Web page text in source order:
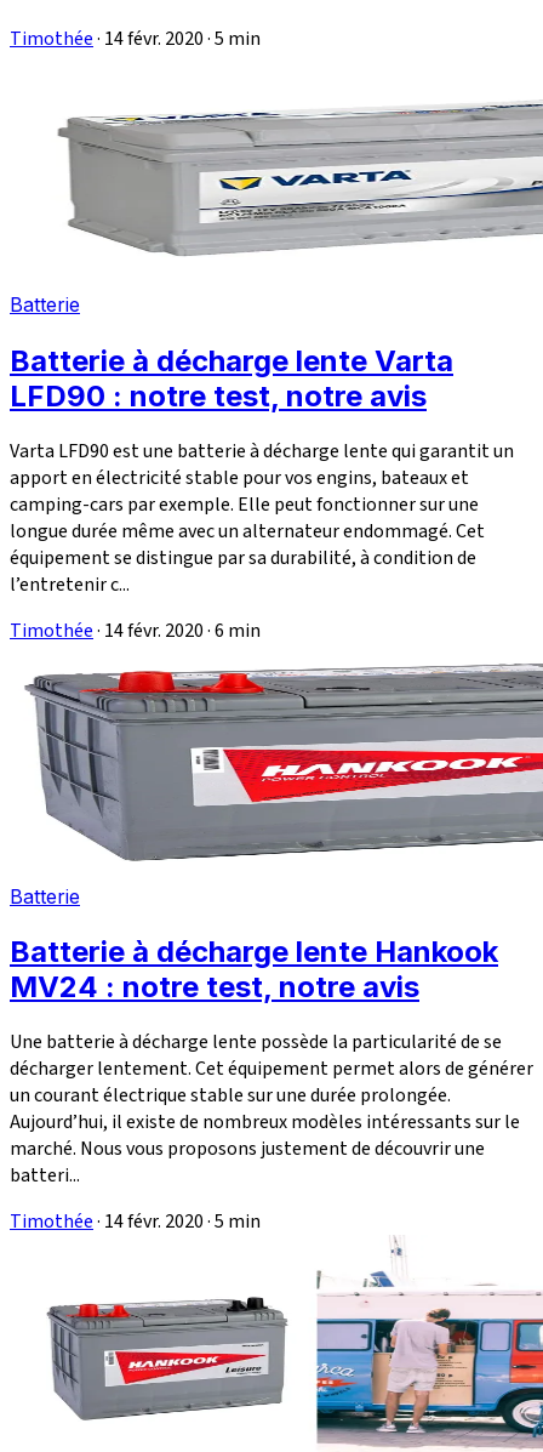
Timothée· 14 févr. 2020·5 min
Batterie
Batterie à décharge lente Varta
LFD90 : notre test, notre avis
Varta LFD90 est une batterie à décharge lente qui garantit un
apport en électricité stable pour vos engins, bateaux et
camping-cars par exemple. Elle peut fonctionner sur une
longue durée même avec un alternateur endommagé. Cet
équipement se distingue par sa durabilité, à condition de
l’entretenir c...
Timothée· 14 févr. 2020·6 min
Batterie
Batterie à décharge lente Hankook
MV24 : notre test, notre avis
Une batterie à décharge lente possède la particularité de se
décharger lentement. Cet équipement permet alors de générer
un courant électrique stable sur une durée prolongée.
Aujourd’hui, il existe de nombreux modèles intéressants sur le
marché. Nous vous proposons justement de découvrir une
batteri...
Timothée· 14 févr. 2020·5 min